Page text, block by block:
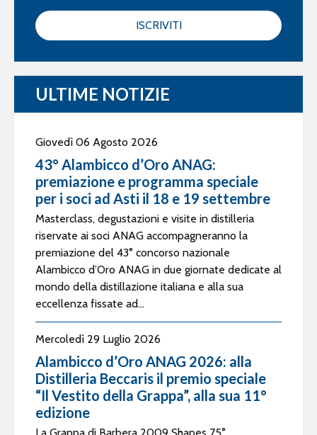
ISCRIVITI
ULTIME NOTIZIE
Giovedì 06 Agosto 2026
43° Alambicco d’Oro ANAG:
premiazione e programma speciale
per i soci ad Asti il 18 e 19 settembre
Masterclass, degustazioni e visite in distilleria
riservate ai soci ANAG accompagneranno la
premiazione del 43° concorso nazionale
Alambicco d’Oro ANAG in due giornate dedicate al
mondo della distillazione italiana e alla sua
eccellenza fissate ad...
Mercoledì 29 Luglio 2026
Alambicco d’Oro ANAG 2026: alla
Distilleria Beccaris il premio speciale
“Il Vestito della Grappa”, alla sua 11°
edizione